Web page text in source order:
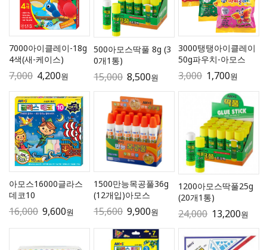
7000아이클레이-18g
4색(새-케이스)
7,000 4,200원
500아모스딱풀 8g (3
0개1통)
15,000 8,500원
3000탱탱아이클레이
50g파우치-아모스
3,000 1,700원
아모스16000글라스
데코10
16,000 9,600원
1500만능목공풀36g
(12개입)아모스
15,600 9,900원
1200아모스딱풀25g
(20개1통)
24,000 13,200원